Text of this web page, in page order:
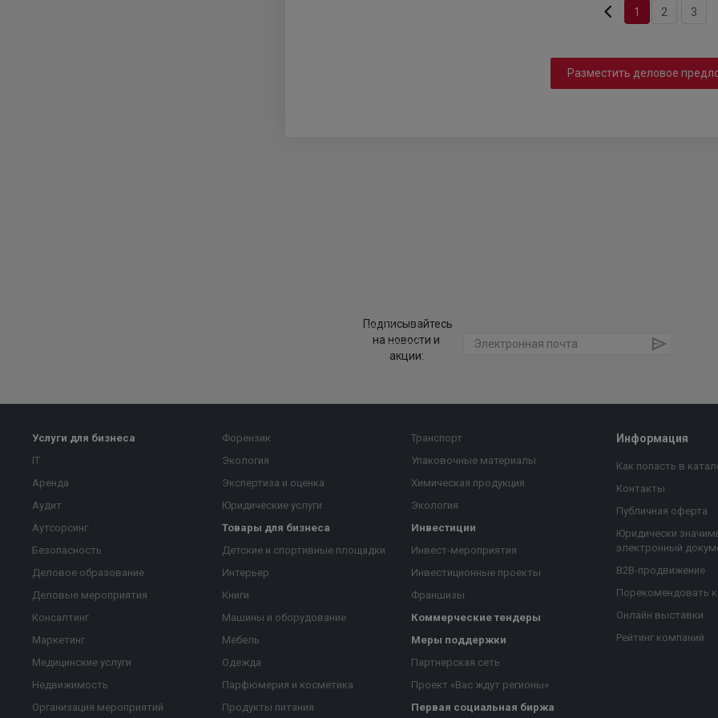
1 2 3
Разместить деловое
Подписывайтесь
на новости и
акции:
Услуги для бизнеса
IT
Аренда
Аудит
Аутсорсинг
Безопасность
Деловое образование
Деловые мероприятия
Консалтинг
Маркетинг
Медицинские услуги
Недвижимость
Организация мероприятий
Форензик
Экология
Экспертиза и оценка
Юридические услуги
Товары для бизнеса
Детские и спортивные площадки
Интерьер
Книги
Машины и оборудование
Мебель
Одежда
Парфюмерия и косметика
Продукты питания
Транспорт
Упаковочные материалы
Химическая продукция
Экология
Инвестиции
Инвест-мероприятия
Инвестиционные проекты
Франшизы
Коммерческие тендеры
Меры поддержки
Партнерская сеть
Проект «Вас ждут регионы»
Первая социальная биржа
Информация
Как попасть в
Контакты
Публичная оферта
Юридически
электронный
B2B-продвижение
Порекомендовать
Онлайн выставки
Рейтинг компаний